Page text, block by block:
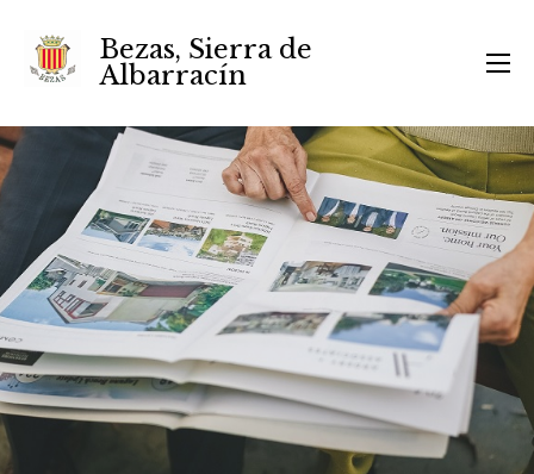
Bezas, Sierra de
Albarracín